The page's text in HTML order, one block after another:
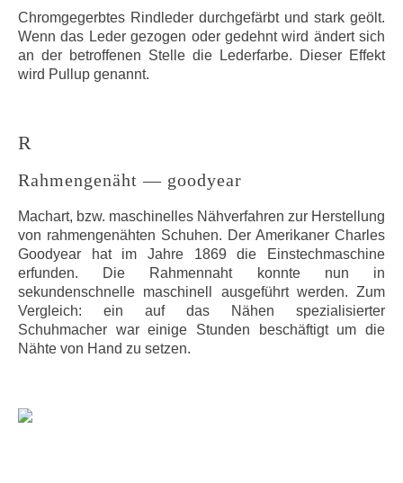
Chromgegerbtes Rindleder durchgefärbt und stark geölt.
Wenn das Leder gezogen oder gedehnt wird ändert sich
an der betroffenen Stelle die Lederfarbe. Dieser Effekt
wird Pullup genannt.
R
Rahmengenäht — goodyear
Machart, bzw. maschinelles Nähverfahren zur Herstellung
von rahmengenähten Schuhen. Der Amerikaner Charles
Goodyear hat im Jahre 1869 die Einstechmaschine
erfunden. Die Rahmennaht konnte nun in
sekundenschnelle maschinell ausgeführt werden. Zum
Vergleich: ein auf das Nähen spezialisierter
Schuhmacher war einige Stunden beschäftigt um die
Nähte von Hand zu setzen.